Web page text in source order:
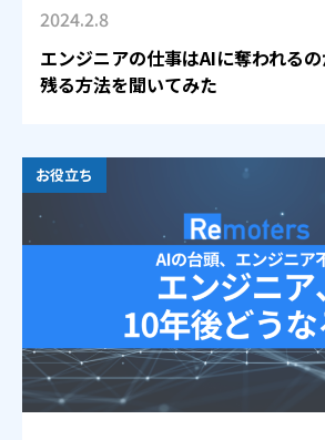
2024.2.8
エンジニアの仕事はAIに奪われる
残る方法を聞いてみた
お役立ち